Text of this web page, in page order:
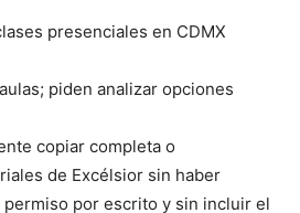
presenciales en CDMX
piden analizar opciones
copiar completa o
de Excélsior sin haber
por escrito y sin incluir el